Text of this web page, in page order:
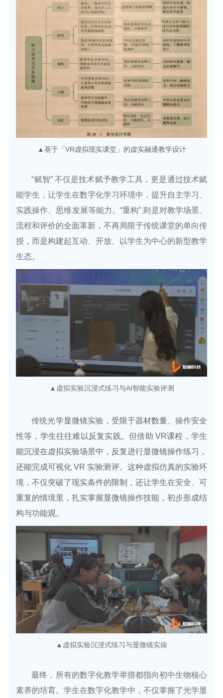
▲基于「VR虚拟现实课堂」的虚实融通教学设计
“赋智” 不仅是技术赋予教学工具，更是通过技术赋
能学生，让学生在数字化学习环境中，提升自主学习、
实践操作、思维发展等能力。“重构” 则是对教学场景、
流程和评价的全面革新，不再局限于传统课堂的单向传
授，而是构建起互动、开放、以学生为中心的新型教学
生态。
▲虚拟实验沉浸式练习与AI智能实验评测
传统光学显微镜实验，受限于器材数量、操作安全
性等，学生往往难以反复实践。但借助 VR课程，学生
能沉浸在虚拟实验场景中，反复进行显微镜操作练习，
还能完成可视化 VR 实验测评。这种虚拟仿真的实验环
境，不仅突破了现实条件的限制，还让学生在安全、可
重复的情境里，扎实掌握显微镜操作技能，初步形成结
构与功能观。
▲虚拟实验沉浸式练习与显微镜实操
最终，所有的数字化教学举措都指向初中生物核心
素养的培育。学生在数字化教学中，不仅掌握了光学显